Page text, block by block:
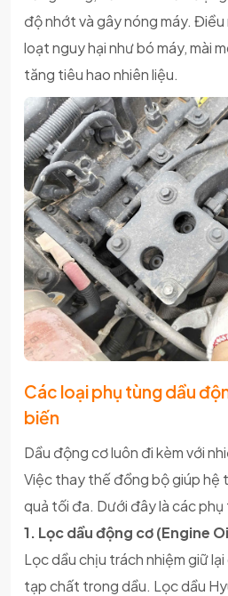
độ nhớt và gây nóng máy.
loạt nguy hại như bó máy, mài
tăng tiêu hao nhiên liệu.
Các loại phụ tùng dầu
biến
Dầu động cơ luôn đi kèm với
Việc thay thế đồng bộ giúp hệ
quả tối đa. Dưới đây là các
1. Lọc dầu động cơ (Engine
Lọc dầu chịu trách nhiệm giữ lại
tạp chất trong dầu. Lọc dầu